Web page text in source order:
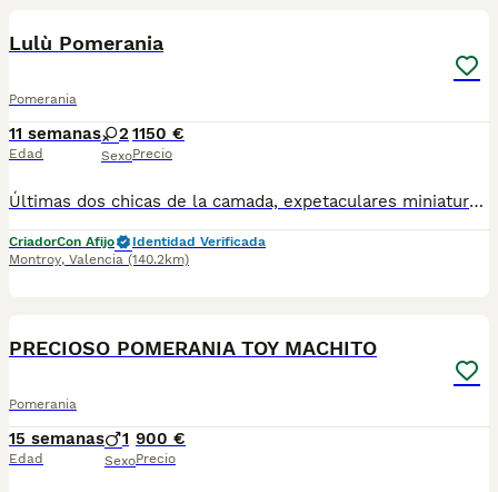
Lulù Pomerania
Pomerania
11 semanas
Edad
2
Sexo
1150 €
Precio
Últimas dos chicas de la camada, expetaculares miniaturas . Esas perritas vienen de padres mini . Son una verdadera hermosura. Si no te lo crees ven a verlas en personas y verás su verdadero mini tamaño !
CriadorCon Afijo
Identidad Verificada
Montroy, Valencia (140.2km)
PRECIOSO POMERANIA TOY MACHITO
Pomerania
15 semanas
Edad
1
Sexo
900 €
Precio